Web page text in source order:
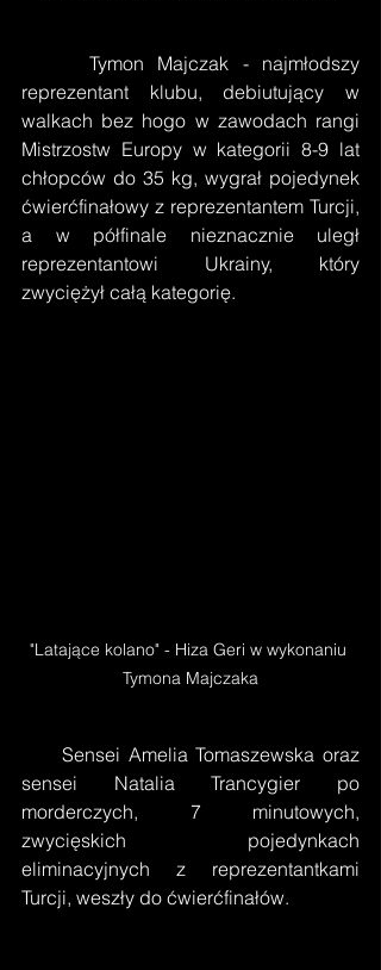
Tymon Majczak - najmłodszy
reprezentant klubu, debiutujący w
walkach bez hogo w zawodach rangi
Mistrzostw Europy w kategorii 8-9 lat
chłopców do 35 kg, wygrał pojedynek
ćwierćfinałowy z reprezentantem Turcji,
a w półfinale nieznacznie uległ
reprezentantowi Ukrainy, który
zwyciężył całą kategorię.
"Latające kolano" - Hiza Geri w wykonaniu
Tymona Majczaka
Sensei Amelia Tomaszewska oraz
sensei Natalia Trancygier po
morderczych, 7 minutowych,
zwycięskich pojedynkach
eliminacyjnych z reprezentantkami
Turcji, weszły do ćwierćfinałów.